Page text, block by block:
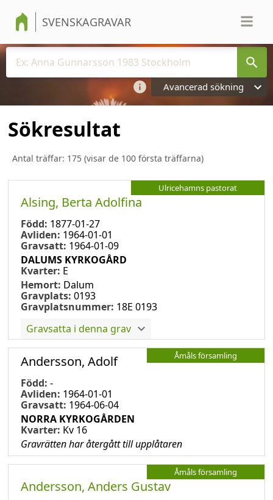
SVENSKAGRAVAR
Avancerad sökning
Sökresultat
Antal träffar: 175 (visar de 100 första träffarna)
Ulricehamns pastorat
Alsing, Berta Adolfina
Född: 1877-01-27
Avliden: 1964-01-01
Gravsatt: 1964-01-09
DALUMS KYRKOGÅRD
Kvarter: E
Hemort: Dalum
Gravplats: 0193
Gravplatsnummer: 18E 0193
Gravsatta i denna grav
Åmåls församling
Andersson, Adolf
Född: -
Avliden: 1964-01-01
Gravsatt: 1964-06-04
NORRA KYRKOGÅRDEN
Kvarter: Kv 16
Gravrätten har återgått till upplåtaren
Åmåls församling
Andersson, Anders Gustav